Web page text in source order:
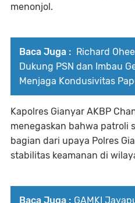
menonjol.
Baca Juga : Richard
Dukung PSN dan Imbau
Menjaga Kondusivitas
Kapolres Gianyar AKBP
menegaskan bahwa patroli
bagian dari upaya Polres
stabilitas keamanan di
Baca Juga : GAMKI